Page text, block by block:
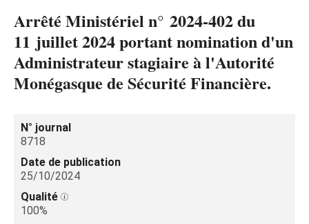
Arrêté Ministériel n° 2024‑402 du
11 juillet 2024 portant nomination d'un
Administrateur stagiaire à l'Autorité
Monégasque de Sécurité Financière.
N° journal
8718
Date de publication
25/10/2024
Qualité
100%